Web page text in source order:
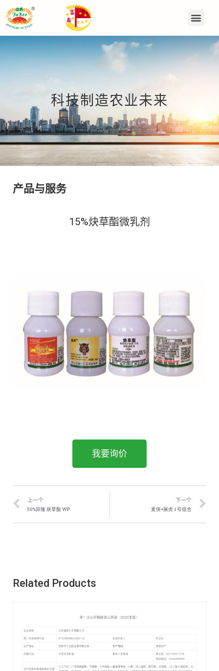
科技制造农业未来
产品与服务
15%炔草酯微乳剂
我要询价
上一个
50%异隆·炔草酯 WP
下一个
麦侠+展虎 1 号组合
Related Products